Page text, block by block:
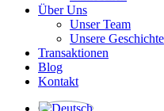
Über Uns
Unser Team
Unsere Geschichte
Transaktionen
Blog
Kontakt